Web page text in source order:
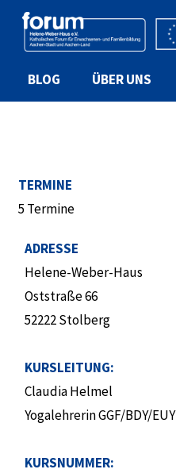
BLOG ÜBER UNS
TERMINE
5 Termine
ADRESSE
Helene-Weber-Haus
Oststraße 66
52222 Stolberg
KURSLEITUNG:
Claudia Helmel
Yogalehrerin GGF/BDY/EUY
KURSNUMMER: